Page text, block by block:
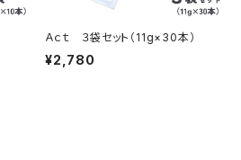
Ａｃｔ ３袋セット（11g×30本）
¥2,780